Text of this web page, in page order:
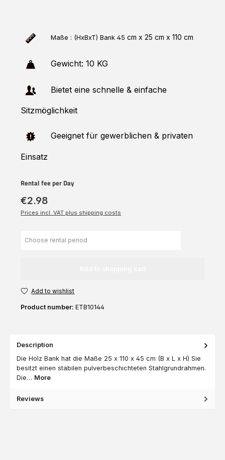
Maße : (HxBxT) Bank 45 cm x 25 cm x 110 cm
Gewicht: 10 KG
Bietet eine schnelle & einfache
Sitzmöglichkeit
Geeignet für gewerblichen & privaten
Einsatz
Rental fee per Day
€2.98
Prices incl. VAT plus shipping costs
Add to wishlist
Product number: ETB10144
Description
Die Holz Bank hat die Maße 25 x 110 x 45 cm (B x L x H) Sie
besitzt einen stabilen pulverbeschichteten Stahlgrundrahmen.
Die… More
Reviews